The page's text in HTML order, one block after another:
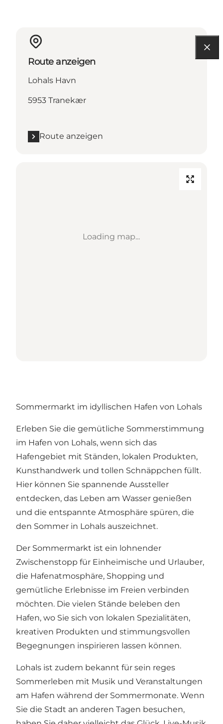
Route anzeigen
Lohals Havn
5953 Tranekær
Route anzeigen
Loading map...
Sommermarkt im idyllischen Hafen von Lohals
Erleben Sie die gemütliche Sommerstimmung
im Hafen von Lohals, wenn sich das
Hafengebiet mit Ständen, lokalen Produkten,
Kunsthandwerk und tollen Schnäppchen füllt.
Hier können Sie spannende Aussteller
entdecken, das Leben am Wasser genießen
und die entspannte Atmosphäre spüren, die
den Sommer in Lohals auszeichnet.
Der Sommermarkt ist ein lohnender
Zwischenstopp für Einheimische und Urlauber,
die Hafenatmosphäre, Shopping und
gemütliche Erlebnisse im Freien verbinden
möchten. Die vielen Stände beleben den
Hafen, wo Sie sich von lokalen Spezialitäten,
kreativen Produkten und stimmungsvollen
Begegnungen inspirieren lassen können.
Lohals ist zudem bekannt für sein reges
Sommerleben mit Musik und Veranstaltungen
am Hafen während der Sommermonate. Wenn
Sie die Stadt an anderen Tagen besuchen,